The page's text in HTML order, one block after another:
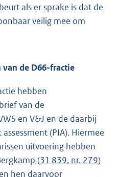
als er sprake is dat de
veilig mee om
de D66-fractie
hebben
van de
en V&J en de daarbij
(PIA). Hiermee
uitvoering hebben
(31 839, nr. 279)
hen daarvoor